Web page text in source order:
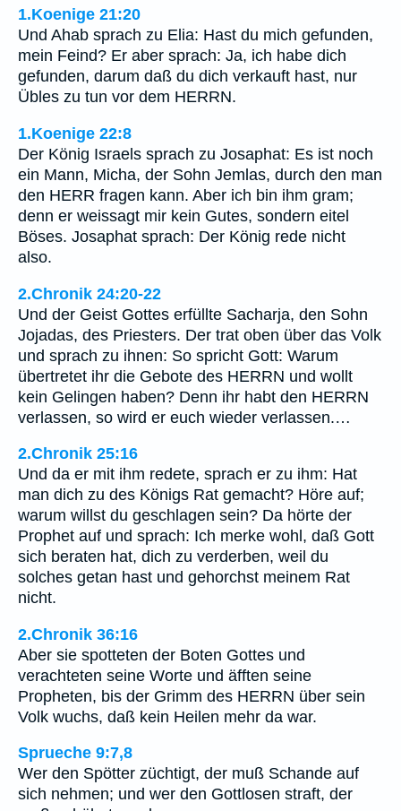
1.Koenige 21:20
Und Ahab sprach zu Elia: Hast du mich gefunden,
mein Feind? Er aber sprach: Ja, ich habe dich
gefunden, darum daß du dich verkauft hast, nur
Übles zu tun vor dem HERRN.
1.Koenige 22:8
Der König Israels sprach zu Josaphat: Es ist noch
ein Mann, Micha, der Sohn Jemlas, durch den man
den HERR fragen kann. Aber ich bin ihm gram;
denn er weissagt mir kein Gutes, sondern eitel
Böses. Josaphat sprach: Der König rede nicht
also.
2.Chronik 24:20-22
Und der Geist Gottes erfüllte Sacharja, den Sohn
Jojadas, des Priesters. Der trat oben über das Volk
und sprach zu ihnen: So spricht Gott: Warum
übertretet ihr die Gebote des HERRN und wollt
kein Gelingen haben? Denn ihr habt den HERRN
verlassen, so wird er euch wieder verlassen.…
2.Chronik 25:16
Und da er mit ihm redete, sprach er zu ihm: Hat
man dich zu des Königs Rat gemacht? Höre auf;
warum willst du geschlagen sein? Da hörte der
Prophet auf und sprach: Ich merke wohl, daß Gott
sich beraten hat, dich zu verderben, weil du
solches getan hast und gehorchst meinem Rat
nicht.
2.Chronik 36:16
Aber sie spotteten der Boten Gottes und
verachteten seine Worte und äfften seine
Propheten, bis der Grimm des HERRN über sein
Volk wuchs, daß kein Heilen mehr da war.
Sprueche 9:7,8
Wer den Spötter züchtigt, der muß Schande auf
sich nehmen; und wer den Gottlosen straft, der